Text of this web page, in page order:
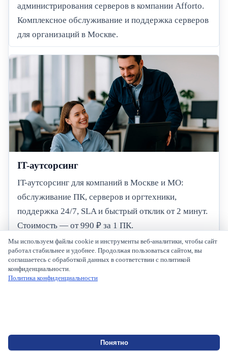
администрирования серверов в компании Afforto.
Комплексное обслуживание и поддержка серверов
для организаций в Москве.
IT-аутсорсинг
IT-аутсорсинг для компаний в Москве и МО:
обслуживание ПК, серверов и оргтехники,
поддержка 24/7, SLA и быстрый отклик от 2 минут.
Стоимость — от 990 ₽ за 1 ПК.
© 2026 Afforto. Все права защищены.
Главная
Услуги
Политика конфиденциальности
Мы используем файлы cookie и инструменты веб-аналитики, чтобы сайт
работал стабильнее и удобнее. Продолжая пользоваться сайтом, вы
соглашаетесь с обработкой данных в соответствии с политикой
конфиденциальности.
Политика конфиденциальности
Понятно